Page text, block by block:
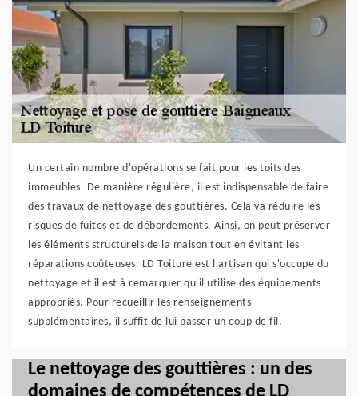
Un certain nombre d'opérations se fait pour les toits des
immeubles. De manière régulière, il est indispensable de faire
des travaux de nettoyage des gouttières. Cela va réduire les
risques de fuites et de débordements. Ainsi, on peut préserver
les éléments structurels de la maison tout en évitant les
réparations coûteuses. LD Toiture est l'artisan qui s'occupe du
nettoyage et il est à remarquer qu'il utilise des équipements
appropriés. Pour recueillir les renseignements
supplémentaires, il suffit de lui passer un coup de fil.
Le nettoyage des gouttières : un des
domaines de compétences de LD